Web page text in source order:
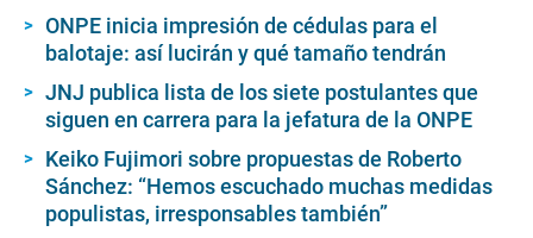
ONPE inicia impresión de cédulas para el
balotaje: así lucirán y qué tamaño tendrán
JNJ publica lista de los siete postulantes que
siguen en carrera para la jefatura de la ONPE
Keiko Fujimori sobre propuestas de Roberto
Sánchez: “Hemos escuchado muchas medidas
populistas, irresponsables también”